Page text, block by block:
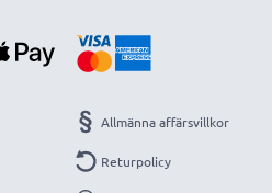
Allmänna affärsvillkor
Returpolicy